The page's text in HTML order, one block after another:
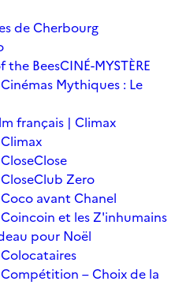
de Cherbourg
the BeesCINÉ-MYSTÈRE
Mythiques : Le
français | Climax
Close
Club Zero
avant Chanel
et les Z'inhumains
pour Noël
– Choix de la